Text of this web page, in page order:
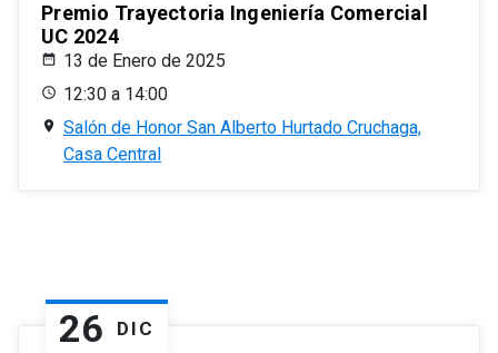
Premio Trayectoria Ingeniería Comercial
UC 2024
13 de Enero de 2025
12:30 a 14:00
Salón de Honor San Alberto Hurtado Cruchaga,
Casa Central
26 DIC